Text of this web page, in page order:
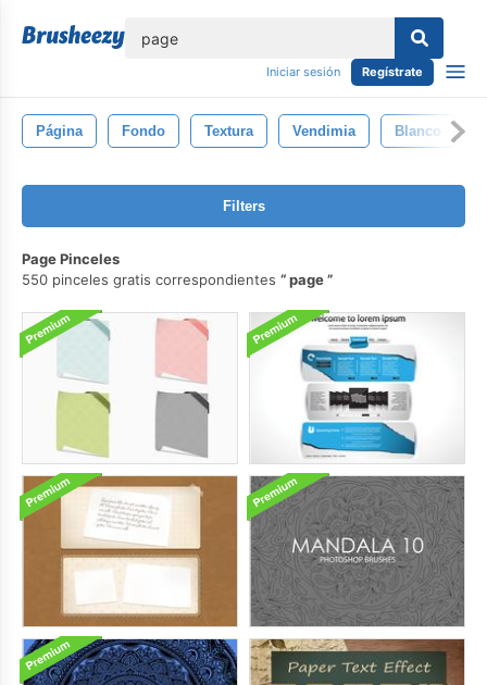
Iniciar sesión Regístrate
Página Fondo Textura Vendimia Blanco
Filters
Page Pinceles
550 pinceles gratis correspondientes
page